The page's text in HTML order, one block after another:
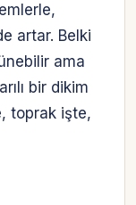
artar. Belki
ama
bir dikim
toprak işte,